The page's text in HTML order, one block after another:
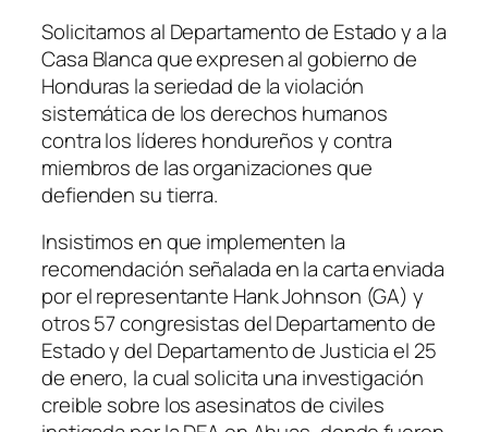
Solicitamos al Departamento de Estado y a la
Casa Blanca que expresen al gobierno de
Honduras la seriedad de la violación
sistemática de los derechos humanos
contra los líderes hondureños y contra
miembros de las organizaciones que
defienden su tierra.
Insistimos en que implementen la
recomendación señalada en la carta enviada
por el representante Hank Johnson (GA) y
otros 57 congresistas del Departamento de
Estado y del Departamento de Justicia el 25
de enero, la cual solicita una investigación
creible sobre los asesinatos de civiles